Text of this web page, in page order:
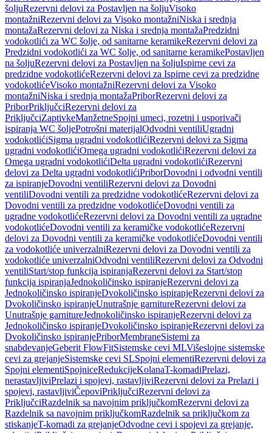
šoljuRezervni delovi za Postavljen na šoljuVisoko
montažniRezervni delovi za Visoko montažniNiska i srednja
montažaRezervni delovi za Niska i srednja montažaPredzidni
vodokotlići za WC šolje, od sanitarne keramikeRezervni delovi za
Predzidni vodokotlići za WC šolje, od sanitarne keramikePostavljen
na šoljuRezervni delovi za Postavljen na šoljuIspirne cevi za
predzidne vodokotlićeRezervni delovi za Ispirne cevi za predzidne
vodokotlićeVisoko montažniRezervni delovi za Visoko
montažniNiska i srednja montažaPriborRezervni delovi za
PriborPriključciRezervni delovi za
PriključciZaptivkeManžetneSpojni umeci, rozetni i usporivači
ispiranja WC šoljePotrošni materijalOdvodni ventiliUgradni
vodokotlićiSigma ugradni vodokotlićiRezervni delovi za Sigma
ugradni vodokotlićiOmega ugradni vodokotlićiRezervni delovi za
Omega ugradni vodokotlićiDelta ugradni vodokotlićiRezervni
delovi za Delta ugradni vodokotlićiPriborDovodni i odvodni ventili
za ispiranjeDovodni ventiliRezervni delovi za Dovodni
ventiliDovodni ventili za predzidne vodokotlićeRezervni delovi za
Dovodni ventili za predzidne vodokotlićeDovodni ventili za
ugradne vodokotlićeRezervni delovi za Dovodni ventili za ugradne
vodokotlićeDovodni ventili za keramičke vodokotlićeRezervni
delovi za Dovodni ventili za keramičke vodokotlićeDovodni ventili
za vodokotliće univerzalniRezervni delovi za Dovodni ventili za
vodokotliće univerzalniOdvodni ventiliRezervni delovi za Odvodni
ventiliStart/stop funkcija ispiranjaRezervni delovi za Start/stop
funkcija ispiranjaJednokoličinsko ispiranjeRezervni delovi za
Jednokoličinsko ispiranjeDvokoličinsko ispiranjeRezervni delovi za
Dvokoličinsko ispiranjeUnutrašnje garnitureRezervni delovi za
Unutrašnje garnitureJednokoličinsko ispiranjeRezervni delovi za
Jednokoličinsko ispiranjeDvokoličinsko ispiranjeRezervni delovi za
Dvokoličinsko ispiranjePriborMembraneSistemi za
snabdevanjeGeberit FlowFitSistemske cevi MLVišeslojne sistemske
cevi za grejanjeSistemske cevi SLSpojni elementiRezervni delovi za
Spojni elementiSpojniceRedukcijeKolanaT-komadiPrelazi,
nerastavljiviPrelazi i spojevi, rastavljiviRezervni delovi za Prelazi i
spojevi, rastavljiviČepoviPriključciRezervni delovi za
PriključciRazdelnik sa navojnim priključkomRezervni delovi za
Razdelnik sa navojnim priključkomRazdelnik sa priključkom za
stiskanjeT-komadi za grejanjeOdvodne cevi i spojevi za grejanje,